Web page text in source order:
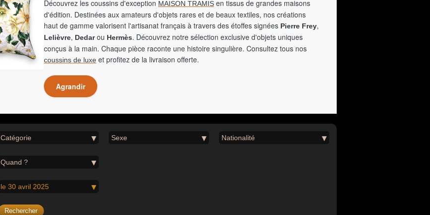
Découvrez les coussins d'exception MAISON TRAMIS en tissus de grandes maisons
d'édition. Destinées aux amateurs d'objets rares et de beaux textiles, nos créations
haut de gamme valorisent l'artisanat français à travers des étoffes signées Pierre Frey,
Lelièvre, Dedarou Hermès. Découvrez notre sélection exclusive d'objets uniques
conçus à la main. Chaque pièce raconte une histoire singulière. Consultez tous nos
coussins de luxe et profitez de la livraison offerte.
Agrandir
Catégorie Sexe Nationalité
Quand ?
le 30 avril 2025